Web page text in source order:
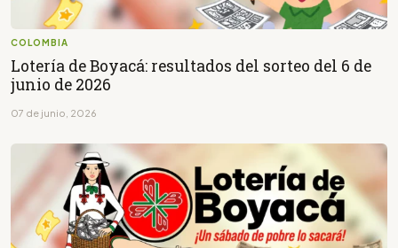
COLOMBIA
Lotería de Boyacá: resultados del sorteo del 6 de
junio de 2026
07 de junio, 2026